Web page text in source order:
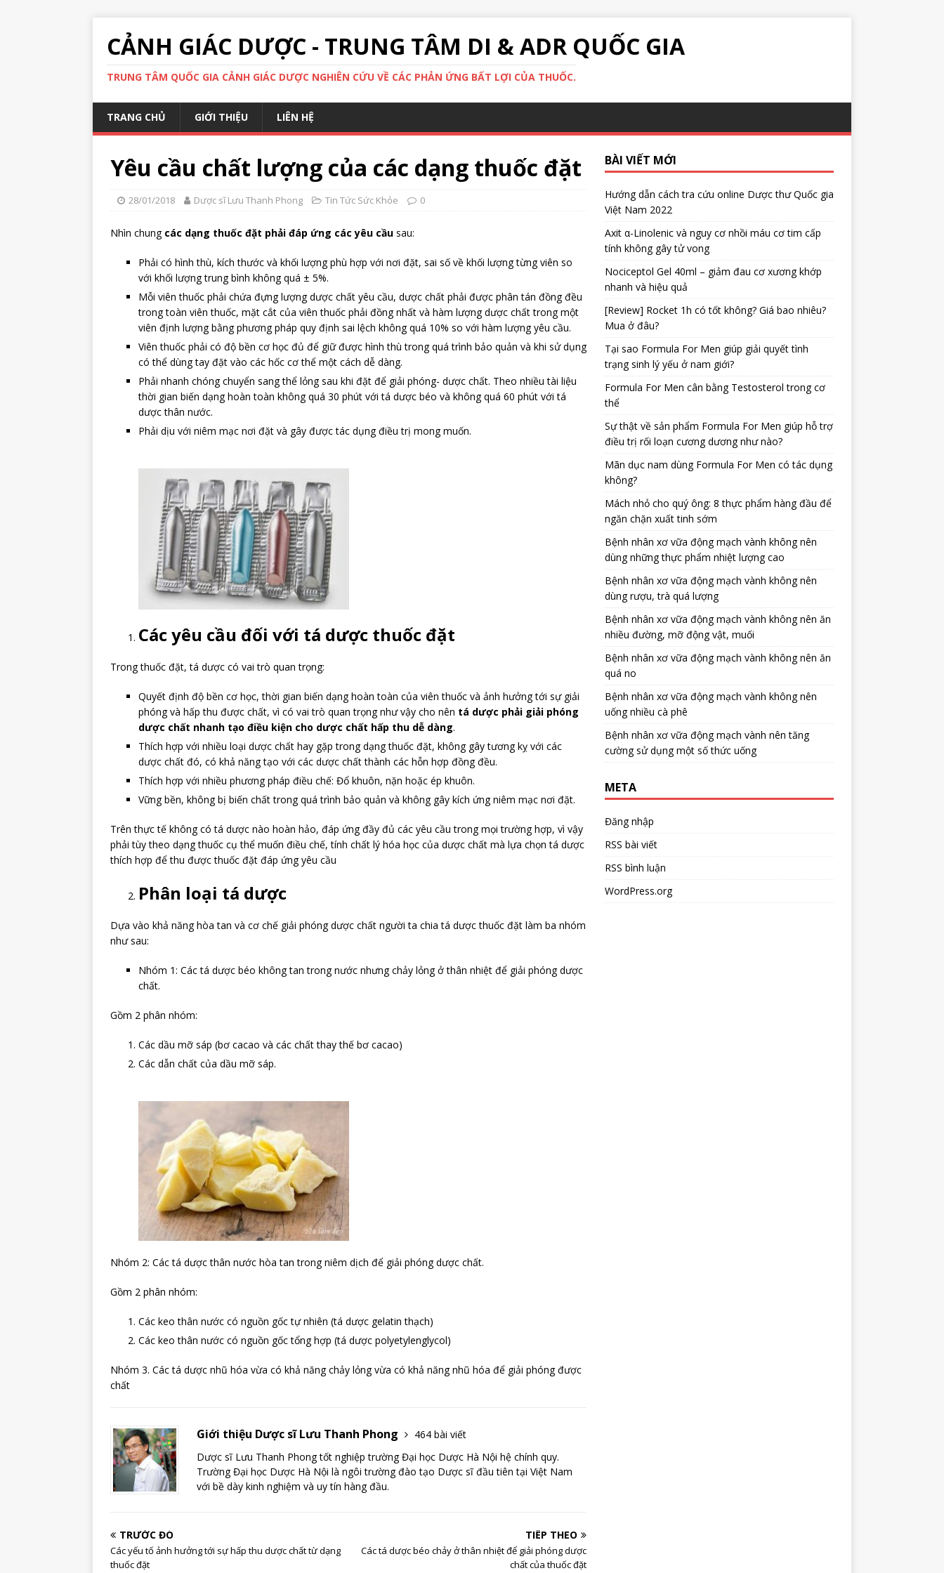
CẢNH GIÁC DƯỢC - TRUNG TÂM DI & ADR QUỐC GIA
TRUNG TÂM QUỐC GIA CẢNH GIÁC DƯỢC NGHIÊN CỨU VỀ CÁC PHẢN ỨNG BẤT LỢI CỦA THUỐC.
TRANG CHỦ GIỚI THIỆU LIÊN HỆ
Yêu cầu chất lượng của các dạng thuốc đặt
28/01/2018 Dược sĩ Lưu Thanh Phong Tin Tức Sức Khỏe 0
Nhìn chung các dạng thuốc đặt phải đáp ứng các yêu cầu sau:
Phải có hình thù, kích thước và khối lượng phù hợp với nơi đặt, sai số về khối lượng từng viên so
với khối lượng trung bình không quá ± 5%.
Mỗi viên thuốc phải chứa đựng lượng dược chất yêu cầu, dược chất phải được phân tán đồng đều
trong toàn viên thuốc, mặt cắt của viên thuốc phải đồng nhất và hàm lượng dược chất trong một
viên định lượng bằng phương pháp quy định sai lệch không quá 10% so với hàm lượng yêu cầu.
Viên thuốc phải có độ bền cơ học đủ để giữ được hình thù trong quá trình bảo quản và khi sử dụng
có thể dùng tay đặt vào các hốc cơ thể một cách dễ dàng.
Phải nhanh chóng chuyển sang thể lỏng sau khi đặt để giải phóng- dược chất. Theo nhiều tài liệu
thời gian biến dạng hoàn toàn không quá 30 phút với tá dược béo và không quá 60 phút với tá
dược thân nước.
Phải dịu với niêm mạc nơi đặt và gây được tác dụng điều trị mong muốn.
Các yêu cầu đối với tá dược thuốc đặt
Trong thuốc đặt, tá dược có vai trò quan trọng:
Quyết định độ bền cơ học, thời gian biến dạng hoàn toàn của viên thuốc và ảnh hưởng tới sự giải
phóng và hấp thu được chất, vì có vai trò quan trọng như vậy cho nên tá dược phải giải phóng
dược chất nhanh tạo điều kiện cho dược chất hấp thu dễ dàng.
Thích hợp với nhiều loại dược chất hay gặp trong dạng thuốc đặt, không gây tương kỵ với các
dược chất đó, có khả năng tạo với các dược chất thành các hỗn hợp đồng đều.
Thích hợp với nhiều phương pháp điều chế: Đổ khuôn, nặn hoặc ép khuôn.
Vững bền, không bị biến chất trong quá trình bảo quản và không gây kích ứng niêm mạc nơi đặt.
Trên thực tế không có tá dược nào hoàn hảo, đáp ứng đầy đủ các yêu cầu trong mọi trường hợp, vì vậy
phải tùy theo dạng thuốc cụ thể muốn điều chế, tính chất lý hóa học của dược chất mà lựa chọn tá dược
thích hợp để thu được thuốc đặt đáp ứng yêu cầu
Phân loại tá dược
Dựa vào khả năng hòa tan và cơ chế giải phóng dược chất người ta chia tá dược thuốc đặt làm ba nhóm
như sau:
Nhóm 1: Các tá dược béo không tan trong nước nhưng chảy lỏng ở thân nhiệt để giải phóng dược
chất.
Gồm 2 phân nhóm:
Các dầu mỡ sáp (bơ cacao và các chất thay thế bơ cacao)
Các dẫn chất của dầu mỡ sáp.
Nhóm 2: Các tá dược thân nước hòa tan trong niêm dịch để giải phóng dược chất.
Gồm 2 phân nhóm:
Các keo thân nước có nguồn gốc tự nhiên (tá dược gelatin thạch)
Các keo thân nước có nguồn gốc tổng hợp (tá dược polyetylenglycol)
Nhóm 3. Các tá dược nhũ hóa vừa có khả năng chảy lỏng vừa có khả năng nhũ hóa để giải phóng được
chất
Giới thiệu Dược sĩ Lưu Thanh Phong
464 bài viết
Dược sĩ Lưu Thanh Phong tốt nghiệp trường Đại học Dược Hà Nội hệ chính quy.
Trường Đại học Dược Hà Nội là ngôi trường đào tạo Dược sĩ đầu tiên tại Việt Nam
với bề dày kinh nghiệm và uy tín hàng đầu.
TRƯỚC ĐÓ
Các yếu tố ảnh hưởng tới sự hấp thu dược chất từ dạng
thuốc đặt
TIẾP THEO
Các tá dược béo chảy ở thân nhiệt để giải phóng dược
chất của thuốc đặt
BÀI VIẾT MỚI
Hướng dẫn cách tra cứu online Dược thư Quốc gia
Việt Nam 2022
Axit α-Linolenic và nguy cơ nhồi máu cơ tim cấp
tính không gây tử vong
Nociceptol Gel 40ml – giảm đau cơ xương khớp
nhanh và hiệu quả
[Review] Rocket 1h có tốt không? Giá bao nhiêu?
Mua ở đâu?
Tại sao Formula For Men giúp giải quyết tình
trạng sinh lý yếu ở nam giới?
Formula For Men cân bằng Testosterol trong cơ
thể
Sự thật về sản phẩm Formula For Men giúp hỗ trợ
điều trị rối loạn cương dương như nào?
Mãn dục nam dùng Formula For Men có tác dụng
không?
Mách nhỏ cho quý ông: 8 thực phẩm hàng đầu để
ngăn chặn xuất tinh sớm
Bệnh nhân xơ vữa động mạch vành không nên
dùng những thực phẩm nhiệt lượng cao
Bệnh nhân xơ vữa động mạch vành không nên
dùng rượu, trà quá lượng
Bệnh nhân xơ vữa động mạch vành không nên ăn
nhiều đường, mỡ động vật, muối
Bệnh nhân xơ vữa động mạch vành không nên ăn
quá no
Bệnh nhân xơ vữa động mạch vành không nên
uống nhiều cà phê
Bệnh nhân xơ vữa động mạch vành nên tăng
cường sử dụng một số thức uống
META
Đăng nhập
RSS bài viết
RSS bình luận
WordPress.org